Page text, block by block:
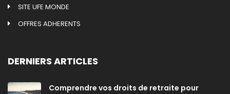
SITE UFE MONDE
OFFRES ADHERENTS
DERNIERS ARTICLES
Comprendre vos droits de retraite pour